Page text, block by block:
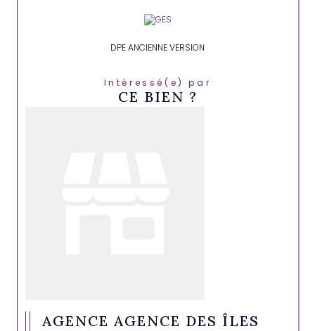
DPE ANCIENNE VERSION
Intéressé(e) par
CE BIEN ?
AGENCE AGENCE DES ÎLES